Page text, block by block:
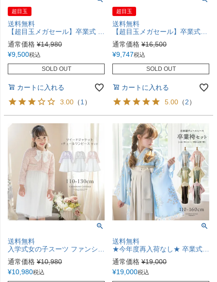
超目玉
送料無料
【超目玉メガセール】卒業式 卒園式 袴一体型着物ワンピース 花柄織入り花柄生地 着物 袴 簡単着付け 卒業袴 小学生 小学校卒業式 和装 水色 赤 青系 ピンク ミント ベージュ 白 キャサリンコテージ[110 120 130 140 150 160 cm] TAK
通常価格 ¥14,980
¥9,500税込
SOLD OUT
カートに入れる
3.00 （1 ）
超目玉
送料無料
【超目玉メガセール】卒業式袴 花柄刺繍チュールレース袴セット 和装 おしゃれ 女の子 卒園式 TAK
通常価格 ¥16,500
¥9,747税込
SOLD OUT
カートに入れる
5.00 （2）
送料無料
入学式女の子スーツ ファンシーツイードジャケット＆チュールワンピース スーツセット 女子スーツ きちんとワンピース キャサリンコテージ TAK
通常価格 ¥10,980
¥10,980税込
送料無料
★今年度再入荷なし★ 卒業式 袴 小学生 花刺繍チュールレース袴セット ミディアム丈 和装 おしゃれ 卒園式 TAK
通常価格 ¥19,000
¥19,000税込